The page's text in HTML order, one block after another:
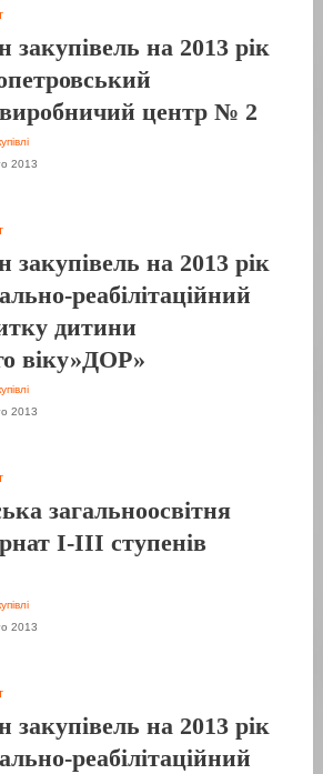
закупівель на 2013 рік
центр № 2
2013
закупівель на 2013 рік
реабілітаційний
дитини
віку»ДОР»
2013
загальноосвітня
І-ІІІ ступенів
2013
закупівель на 2013 рік
реабілітаційний